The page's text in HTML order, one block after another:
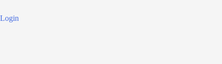
Login